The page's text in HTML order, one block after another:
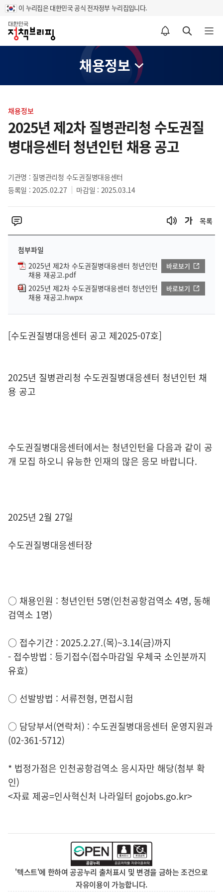
이 누리집은 대한민국 공식 전자정부 누리집입니다.
홈
알림설정 바로가기 검색 바로가기 메뉴 열기
채용정보
텐
츠
영
역
채용정보
2025년 제2차 질병관리청 수도권질
병대응센터 청년인턴 채용 공고
기관명 : 질병관리청 수도권질병대응센터
등록일 : 2025.02.27
마감일 : 2025.03.14
목록
첨부파일
2025년 제2차 수도권질병대응센터 청년인턴
채용 재공고.pdf
바로보기
2025년 제2차 수도권질병대응센터 청년인턴
채용 재공고.hwpx
바로보기
[수도권질병대응센터 공고 제2025-07호]
2025년 질병관리청 수도권질병대응센터 청년인턴 채
용 공고
수도권질병대응센터에서는 청년인턴을 다음과 같이 공
개 모집 하오니 유능한 인재의 많은 응모 바랍니다.
2025년 2월 27일
수도권질병대응센터장
○ 채용인원 : 청년인턴 5명(인천공항검역소 4명, 동해
검역소 1명)
○ 접수기간 : 2025.2.27.(목)~3.14(금)까지
- 접수방법 : 등기접수(접수마감일 우체국 소인분까지
유효)
○ 선발방법 : 서류전형, 면접시험
○ 담당부서(연락처) : 수도권질병대응센터 운영지원과
(02-361-5712)
* 법정가점은 인천공항검역소 응시자만 해당(첨부 확
인)
<자료 제공=인사혁신처 나라일터 gojobs.go.kr>
'텍스트'에 한하여 공공누리 출처표시 및 변경을 금하는 조건으로
자유이용이 가능합니다.